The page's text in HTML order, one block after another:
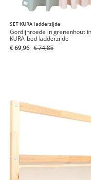
SET KURA ladderzijde
Gordijnroede in grenenhout
KURA-bed ladderzijde
€ 69,96 € 74,85